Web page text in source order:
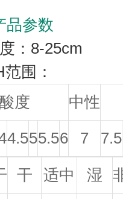
品参数
：8-25cm
围：
度
中性
4.555.56 7 7.5
干 适中 湿